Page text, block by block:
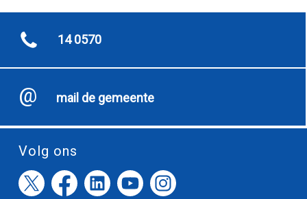
14 0570
mail de gemeente
Volg ons